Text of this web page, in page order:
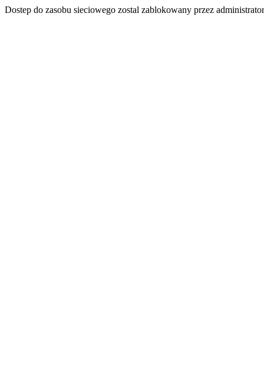
Dostep do zasobu sieciowego zostal zablokowany przez